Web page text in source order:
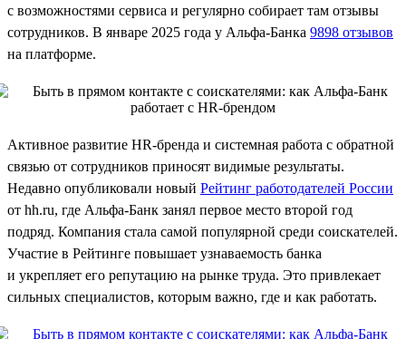
с возможностями сервиса и регулярно собирает там отзывы
сотрудников. В январе 2025 года у Альфа-Банка 9898 отзывов
на платформе.
Активное развитие HR-бренда и системная работа с обратной
связью от сотрудников приносят видимые результаты.
Недавно опубликовали новый Рейтинг работодателей России
от hh.ru, где Альфа-Банк занял первое место второй год
подряд. Компания стала самой популярной среди соискателей.
Участие в Рейтинге повышает узнаваемость банка
и укрепляет его репутацию на рынке труда. Это привлекает
сильных специалистов, которым важно, где и как работать.